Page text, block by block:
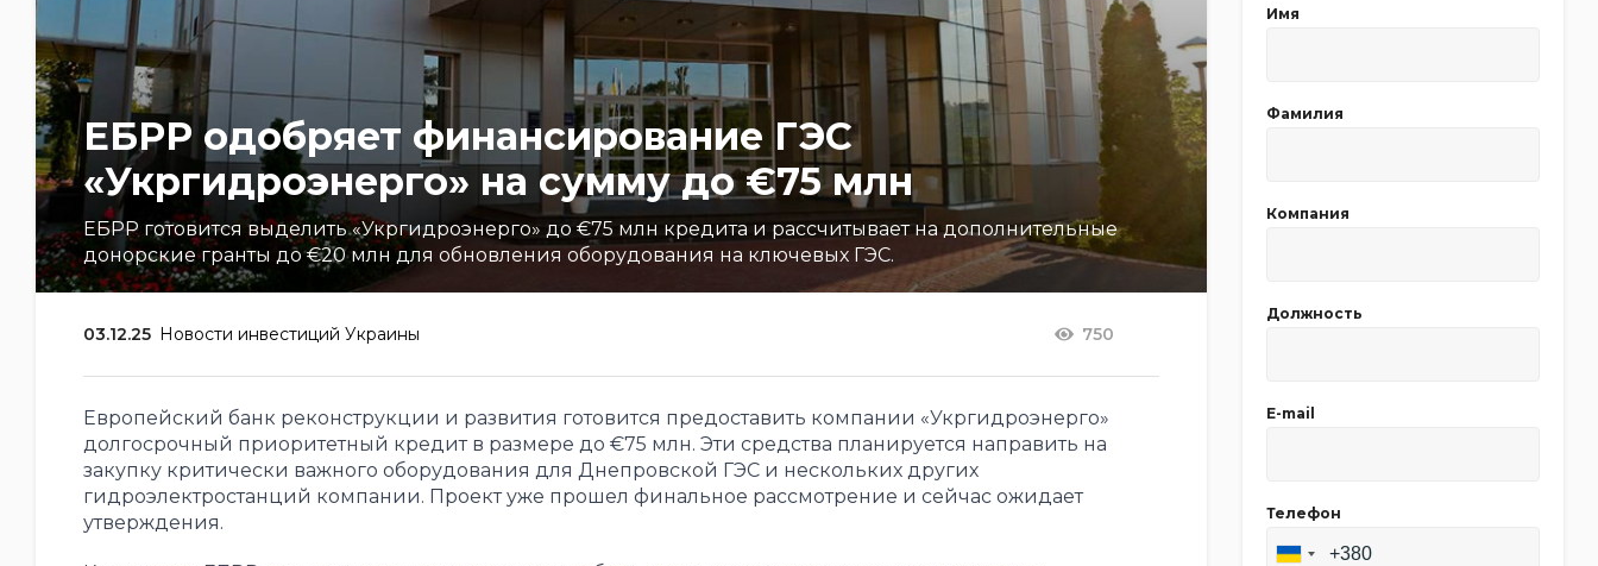
ЕБРР одобряет финансирование ГЭС
«Укргидроэнерго» на сумму до €75 млн
ЕБРР готовится выделить «Укргидроэнерго» до €75 млн кредита и рассчитывает на дополнительные
донорские гранты до €20 млн для обновления оборудования на ключевых ГЭС.
03.12.25 Новости инвестиций Украины 750
Европейский банк реконструкции и развития готовится предоставить компании «Укргидроэнерго»
долгосрочный приоритетный кредит в размере до €75 млн. Эти средства планируется направить на
закупку критически важного оборудования для Днепровской ГЭС и нескольких других
гидроэлектростанций компании. Проект уже прошел финальное рассмотрение и сейчас ожидает
утверждения.
Имя
Фамилия
Компания
Должность
E-mail
Телефон